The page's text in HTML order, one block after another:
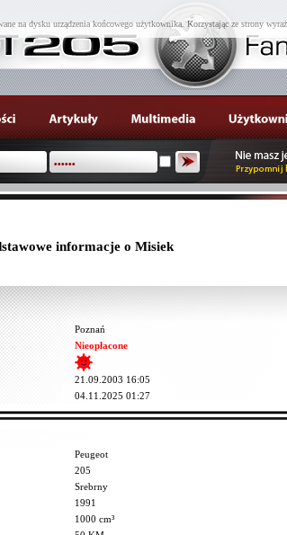
na dysku urządzenia końcowego użytkownika. Korzystając ze strony
informacje o Misiek
Poznań
Nieopłacone
21.09.2003 16:05
04.11.2025 01:27
Peugeot
205
Srebrny
1991
1000 cm³